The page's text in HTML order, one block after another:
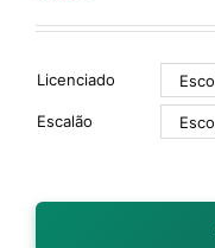
Licenciado
Escalão